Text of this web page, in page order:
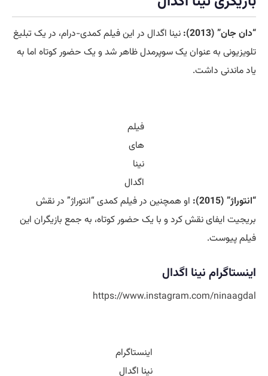
همسر نینا اگدال
بازیگری نینا اگدال
“دان جان” (2013):
نینا اگدال در این فیلم کمدی-درام، در یک تبلیغ
تلویزیونی به عنوان یک سوپرمدل ظاهر شد و یک حضور کوتاه اما به
فیلم